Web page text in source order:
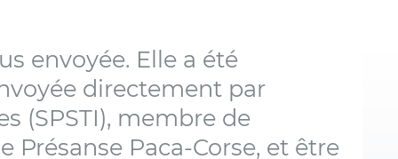
envoyée. Elle a été
directement par
(SPSTI), membre de
Présanse Paca-Corse, et être